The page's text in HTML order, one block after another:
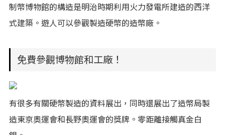
制幣博物館的構造是明治時期利用火力發電所建造的西洋
式建築。遊人可以參觀製造硬幣的造幣廠。
免費參觀博物館和工廠！
有很多有關硬幣製造的資料展出，同時還展出了造幣局製
造東京奧運會和長野奧運會的獎牌。零距離接觸真金白